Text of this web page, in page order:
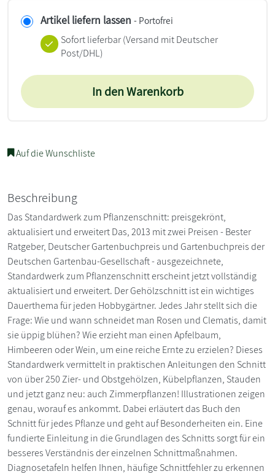
Artikel liefern lassen - Portofrei
Sofort lieferbar(Versand mit Deutscher
Post/DHL)
In den Warenkorb
Auf die Wunschliste
Beschreibung
Das Standardwerk zum Pflanzenschnitt: preisgekrönt,
aktualisiert und erweitert Das, 2013 mit zwei Preisen - Bester
Ratgeber, Deutscher Gartenbuchpreis und Gartenbuchpreis der
Deutschen Gartenbau-Gesellschaft - ausgezeichnete,
Standardwerk zum Pflanzenschnitt erscheint jetzt vollständig
aktualisiert und erweitert. Der Gehölzschnitt ist ein wichtiges
Dauerthema für jeden Hobbygärtner. Jedes Jahr stellt sich die
Frage: Wie und wann schneidet man Rosen und Clematis, damit
sie üppig blühen? Wie erzieht man einen Apfelbaum,
Himbeeren oder Wein, um eine reiche Ernte zu erzielen? Dieses
Standardwerk vermittelt in praktischen Anleitungen den Schnitt
von über 250 Zier- und Obstgehölzen, Kübelpflanzen, Stauden
und jetzt ganz neu: auch Zimmerpflanzen! Illustrationen zeigen
genau, worauf es ankommt. Dabei erläutert das Buch den
Schnitt für jedes Pflanze und geht auf Besonderheiten ein. Eine
fundierte Einleitung in die Grundlagen des Schnitts sorgt für ein
besseres Verständnis der einzelnen Schnittmaßnahmen.
Diagnosetafeln helfen Ihnen, häufige Schnittfehler zu erkennen